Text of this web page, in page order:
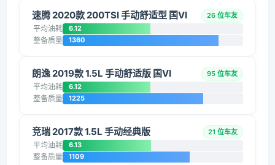
速腾 2020款 200TSI 手动舒适型 国VI 26 位车友
平均油耗 6.12
整备质量 1360
朗逸 2019款 1.5L 手动舒适版 国VI 95 位车友
平均油耗 6.12
整备质量 1225
竞瑞 2017款 1.5L 手动经典版 21 位车友
平均油耗 6.13
整备质量 1109